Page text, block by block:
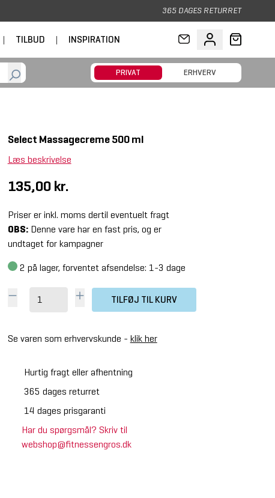
365 DAGES RETURRET
| TILBUD | INSPIRATION
PRIVAT ERHVERV
Select Massagecreme 500 ml
Læs beskrivelse
135,00 kr.
Priser er inkl. moms dertil eventuelt fragt
OBS:Denne vare har en fast pris, og er
undtaget for kampagner
2 på lager, forventet afsendelse: 1-3 dage
TILFØJ TIL KURV
Se varen som erhvervskunde - klik her
Hurtig fragt eller afhentning
365 dages returret
14 dages prisgaranti
Har du spørgsmål? Skriv til
webshop@fitnessengros.dk